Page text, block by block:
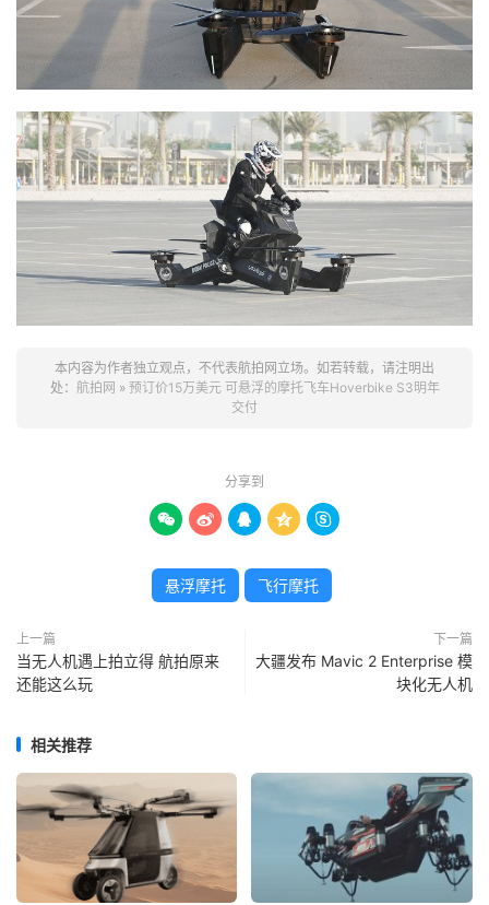
本内容为作者独立观点，不代表航拍网立场。如若转载，请注明出
处： 航拍网 » 预订价15万美元 可悬浮的摩托飞车Hoverbike S3明年
交付
分享到
    
悬浮摩托 飞行摩托
上一篇
当无人机遇上拍立得 航拍原来
还能这么玩
下一篇
大疆发布 Mavic 2 Enterprise 模
块化无人机
相关推荐